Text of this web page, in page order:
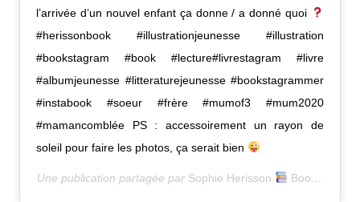
l’arrivée d’un nouvel enfant ça donne / a donné quoi
#herissonbook #illustrationjeunesse #illustration
#bookstagram #book #lecture#livrestagram #livre
#albumjeunesse #litteraturejeunesse #bookstagrammer
#instabook #soeur #frère #mumof3 #mum2020
#mamancomblée PS : accessoirement un rayon de
soleil pour faire les photos, ça serait bien
Une publication partagée par Sophie Herisson Bookstagram